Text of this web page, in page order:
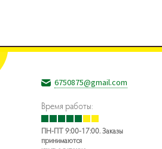
6750875@gmail.com
Время работы:
ПН-ПТ 9:00-17:00. Заказы
принимаются